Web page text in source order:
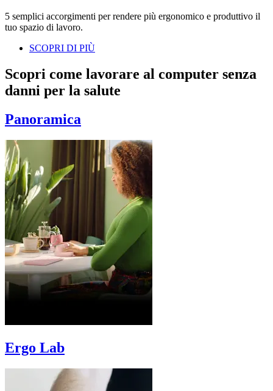
5 semplici accorgimenti per rendere più ergonomico e produttivo il
tuo spazio di lavoro.
SCOPRI DI PIÙ
Scopri come lavorare al computer senza
danni per la salute
Panoramica
Ergo Lab